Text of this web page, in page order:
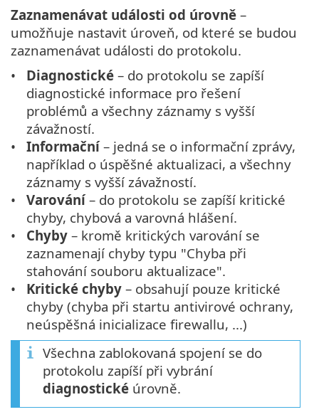
Zaznamenávat události od úrovně –
umožňuje nastavit úroveň, od které se budou
zaznamenávat události do protokolu.
Diagnostické – do protokolu se zapíší
diagnostické informace pro řešení
problémů a všechny záznamy s vyšší
závažností.
Informační– jedná se o informační zprávy,
například o úspěšné aktualizaci, a všechny
záznamy s vyšší závažností.
Varování– do protokolu se zapíší kritické
chyby, chybová a varovná hlášení.
Chyby – kromě kritických varování se
zaznamenají chyby typu "Chyba při
stahování souboru aktualizace".
Kritické chyby – obsahují pouze kritické
chyby (chyba při startu antivirové ochrany,
neúspěšná inicializace firewallu, ...)
Všechna zablokovaná spojení se do
protokolu zapíší při vybrání
diagnostické úrovně.